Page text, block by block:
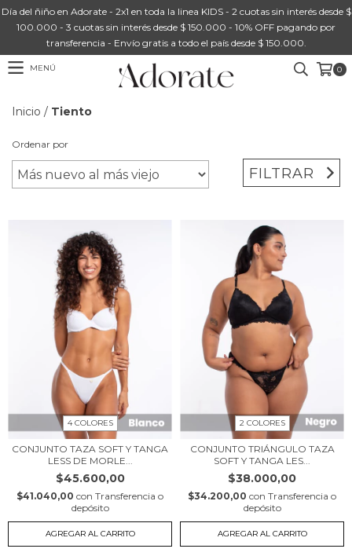
Día del ñiño en Adorate - 2x1 en toda la linea KIDS - 2 cuotas sin interés desde $
100.000 - 3 cuotas sin interés desde $ 150.000 - 10% OFF pagando por
transferencia - Envío gratis a todo el país desde $ 150.000.
MENÚ 0
Inicio / Tiento
Ordenar por
FILTRAR
4 COLORES
CONJUNTO TAZA SOFT Y TANGA
LESS DE MORLE...
$45.600,00
$41.040,00 con Transferencia o
depósito
AGREGAR AL CARRITO
2 COLORES
CONJUNTO TRIÁNGULO TAZA
SOFT Y TANGA LES...
$38.000,00
$34.200,00 con Transferencia o
depósito
AGREGAR AL CARRITO